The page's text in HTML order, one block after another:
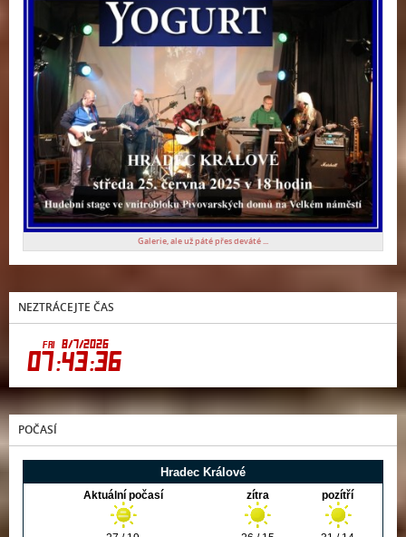
Galerie, ale už páté přes deváté ...
NEZTRÁCEJTE ČAS
POČASÍ